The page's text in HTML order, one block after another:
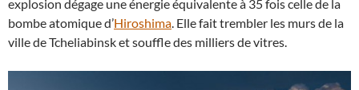
explosion dégage une énergie équivalente à 35 fois celle de la
bombe atomique d’Hiroshima. Elle fait trembler les murs de la
ville de Tcheliabinsk et souffle des milliers de vitres.